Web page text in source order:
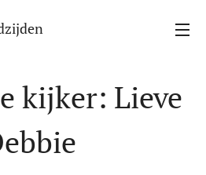
kijker: Lieve